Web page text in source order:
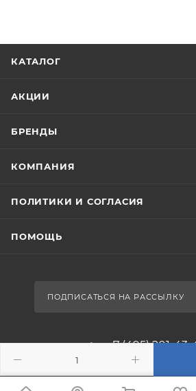
КАТАЛОГ
АКЦИИ
БРЕНДЫ
КОМПАНИЯ
ПОЛИТИКИ И СОГЛАСИЯ
ПОМОЩЬ
ПОДПИСАТЬСЯ НА РАССЫЛКУ
+7 (495) 201-43-